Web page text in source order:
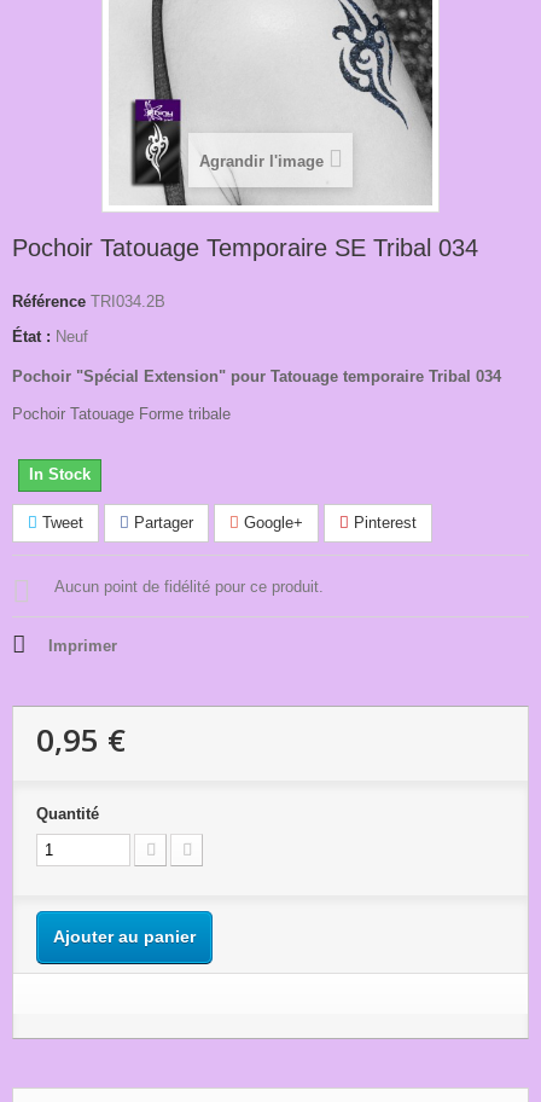
Agrandir l'image
Pochoir Tatouage Temporaire SE Tribal 034
Référence TRI034.2B
État : Neuf
Pochoir "Spécial Extension" pour Tatouage temporaire Tribal 034
Pochoir Tatouage Forme tribale
In Stock
Tweet Partager Google+ Pinterest
Aucun point de fidélité pour ce produit.
Imprimer
0,95 €
Quantité
Ajouter au panier